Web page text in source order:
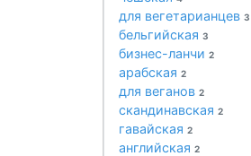
для вегетарианцев 3
бельгийская 3
бизнес-ланчи 2
арабская 2
для веганов 2
скандинавская 2
гавайская 2
английская 2